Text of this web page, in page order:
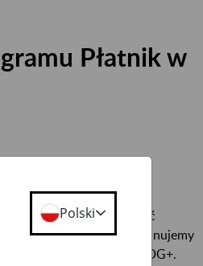
Płatnik w
r., mogą występować
Płatnik. W tym czasie planujemy
związanej z projektem MDG+.
Polski